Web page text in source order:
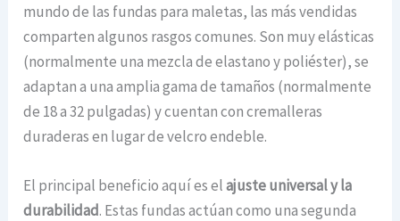
mundo de las fundas para maletas, las más vendidas
comparten algunos rasgos comunes. Son muy elásticas
(normalmente una mezcla de elastano y poliéster), se
adaptan a una amplia gama de tamaños (normalmente
de 18 a 32 pulgadas) y cuentan con cremalleras
duraderas en lugar de velcro endeble.
El principal beneficio aquí es elajuste universal y la
durabilidad. Estas fundas actúan como una segunda